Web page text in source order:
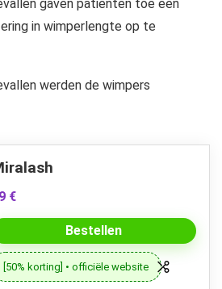
gaven patiënten toe een
in wimperlengte op te
werden de wimpers
€
Bestellen
[50% korting] • officiële website